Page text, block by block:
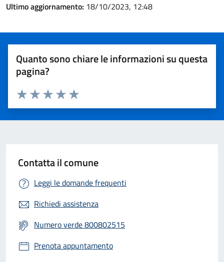
Ultimo aggiornamento: 18/10/2023, 12:48
Quanto sono chiare le informazioni su questa
pagina?
Valuta 5 stelle su 5
Valuta 4 stelle su 5
Valuta 3 stelle su 5
Valuta 2 stelle su 5
Valuta 1 stelle su 5
Contatta il comune
Leggi le domande frequenti
Richiedi assistenza
Numero verde 800802515
Prenota appuntamento